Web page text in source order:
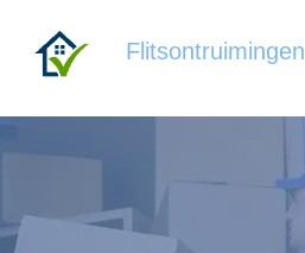
Flitsontruimingen